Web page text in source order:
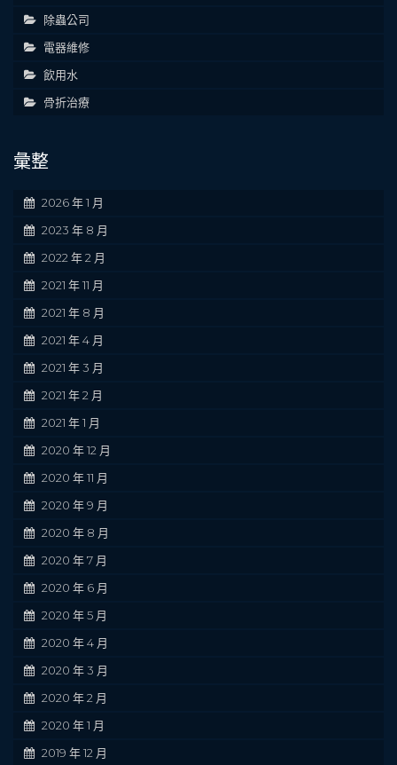
除蟲公司
電器維修
飲用水
骨折治療
彙整
2026 年 1 月
2023 年 8 月
2022 年 2 月
2021 年 11 月
2021 年 8 月
2021 年 4 月
2021 年 3 月
2021 年 2 月
2021 年 1 月
2020 年 12 月
2020 年 11 月
2020 年 9 月
2020 年 8 月
2020 年 7 月
2020 年 6 月
2020 年 5 月
2020 年 4 月
2020 年 3 月
2020 年 2 月
2020 年 1 月
2019 年 12 月